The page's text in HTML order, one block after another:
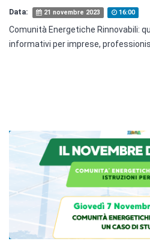
Data: 21 novembre 2023 16:00
Comunità Energetiche Rinnovabili:
informativi per imprese,